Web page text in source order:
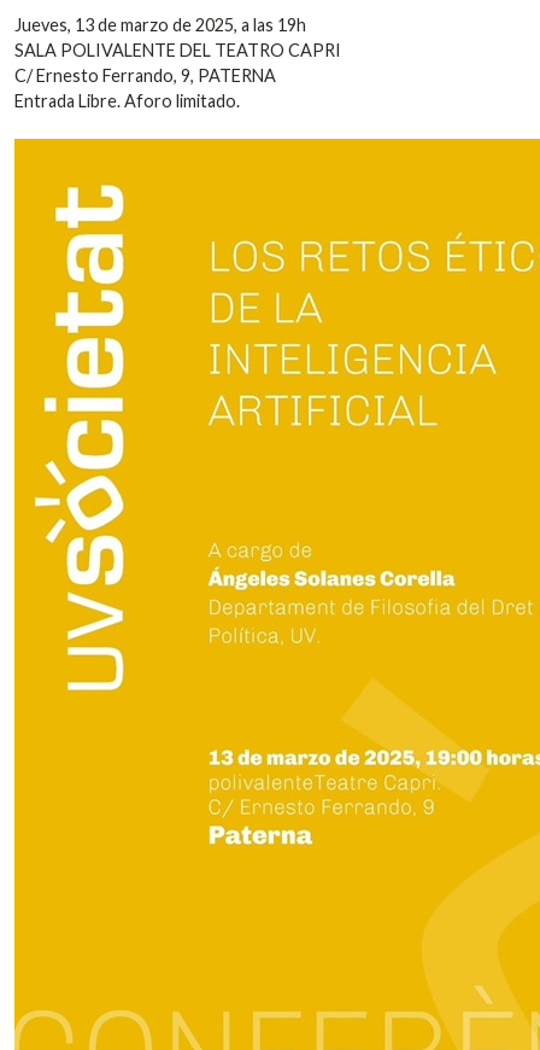
Jueves, 13 de marzo de 2025, a las 19h
SALA POLIVALENTE DEL TEATRO CAPRI
C/ Ernesto Ferrando, 9, PATERNA
Entrada Libre. Aforo limitado.